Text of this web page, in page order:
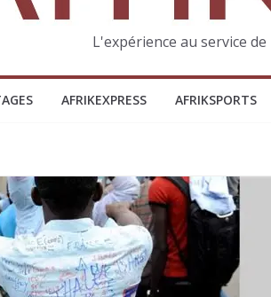
L'expérience au service
AFRIKEXPRESS AFRIKSPORTS